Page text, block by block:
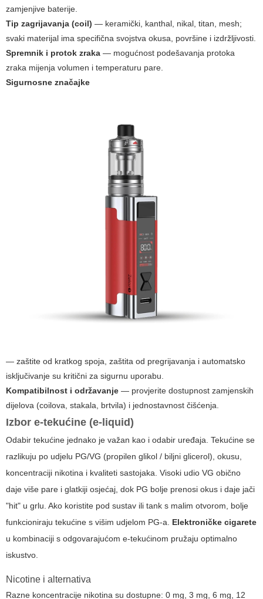
zamjenjive baterije.
Tip zagrijavanja (coil) — keramički, kanthal, nikal, titan, mesh;
svaki materijal ima specifična svojstva okusa, površine i izdržljivosti.
Spremnik i protok zraka — mogućnost podešavanja protoka
zraka mijenja volumen i temperaturu pare.
Sigurnosne značajke
— zaštite od kratkog spoja, zaštita od pregrijavanja i automatsko
isključivanje su kritični za sigurnu uporabu.
Kompatibilnost i održavanje — provjerite dostupnost zamjenskih
dijelova (coilova, stakala, brtvila) i jednostavnost čišćenja.
Izbor e-tekućine (e-liquid)
Odabir tekućine jednako je važan kao i odabir uređaja. Tekućine se
razlikuju po udjelu PG/VG (propilen glikol / biljni glicerol), okusu,
koncentraciji nikotina i kvaliteti sastojaka. Visoki udio VG obično
daje više pare i glatkiji osjećaj, dok PG bolje prenosi okus i daje jači
"hit" u grlu. Ako koristite pod sustav ili tank s malim otvorom, bolje
funkcioniraju tekućine s višim udjelom PG-a. Elektroničke cigarete
u kombinaciji s odgovarajućom e-tekućinom pružaju optimalno
iskustvo.
Nicotine i alternativa
Razne koncentracije nikotina su dostupne: 0 mg, 3 mg, 6 mg, 12